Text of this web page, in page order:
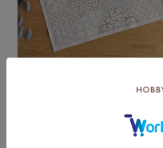
刺し子のマルチクロス＜変